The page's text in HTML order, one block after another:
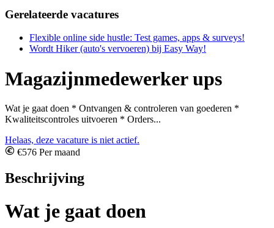
Gerelateerde vacatures
Flexible online side hustle: Test games, apps & surveys!
Wordt Hiker (auto's vervoeren) bij Easy Way!
Magazijnmedewerker ups
Wat je gaat doen * Ontvangen & controleren van goederen *
Kwaliteitscontroles uitvoeren * Orders...
Helaas, deze vacature is niet actief.
€576 Per maand
Beschrijving
Wat je gaat doen